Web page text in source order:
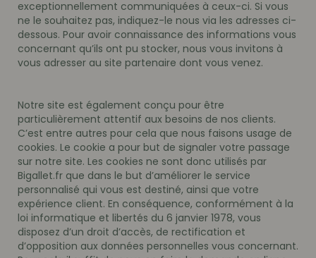
exceptionnellement communiquées à ceux-ci. Si vous
ne le souhaitez pas, indiquez-le nous via les adresses ci-
dessous. Pour avoir connaissance des informations vous
concernant qu’ils ont pu stocker, nous vous invitons à
vous adresser au site partenaire dont vous venez.
Notre site est également conçu pour être
particulièrement attentif aux besoins de nos clients.
C’est entre autres pour cela que nous faisons usage de
cookies. Le cookie a pour but de signaler votre passage
sur notre site. Les cookies ne sont donc utilisés par
Bigallet.fr que dans le but d’améliorer le service
personnalisé qui vous est destiné, ainsi que votre
expérience client. En conséquence, conformément à la
loi informatique et libertés du 6 janvier 1978, vous
disposez d’un droit d’accès, de rectification et
d’opposition aux données personnelles vous concernant.